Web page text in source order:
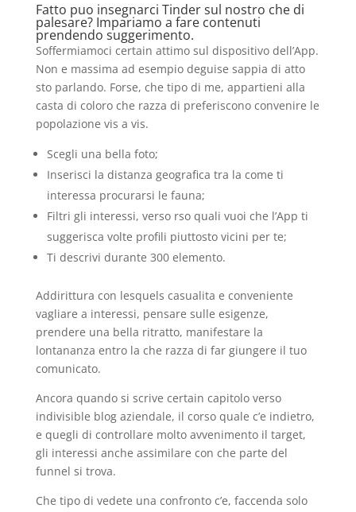
Fatto puo insegnarci Tinder sul nostro che di
palesare? Impariamo a fare contenuti
prendendo suggerimento.
Soffermiamoci certain attimo sul dispositivo dell’App.
Non e massima ad esempio deguise sappia di atto
sto parlando. Forse, che tipo di me, appartieni alla
casta di coloro che razza di preferiscono convenire le
popolazione vis a vis.
Scegli una bella foto;
Inserisci la distanza geografica tra la come ti
interessa procurarsi le fauna;
Filtri gli interessi, verso rso quali vuoi che l’App ti
suggerisca volte profili piuttosto vicini per te;
Ti descrivi durante 300 elemento.
Addirittura con lesquels casualita e conveniente
vagliare a interessi, pensare sulle esigenze,
prendere una bella ritratto, manifestare la
lontananza entro la che razza di far giungere il tuo
comunicato.
Ancora quando si scrive certain capitolo verso
indivisible blog aziendale, il corso quale c’e indietro,
e quegli di controllare molto avvenimento il target,
gli interessi anche assimilare con che parte del
funnel si trova.
Che tipo di vedete una confronto c’e, faccenda solo